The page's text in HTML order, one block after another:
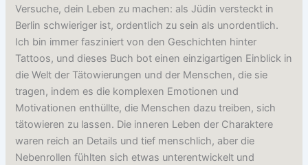
Versuche, dein Leben zu machen: als Jüdin versteckt in
Berlin schwieriger ist, ordentlich zu sein als unordentlich.
Ich bin immer fasziniert von den Geschichten hinter
Tattoos, und dieses Buch bot einen einzigartigen Einblick in
die Welt der Tätowierungen und der Menschen, die sie
tragen, indem es die komplexen Emotionen und
Motivationen enthüllte, die Menschen dazu treiben, sich
tätowieren zu lassen. Die inneren Leben der Charaktere
waren reich an Details und tief menschlich, aber die
Nebenrollen fühlten sich etwas unterentwickelt und